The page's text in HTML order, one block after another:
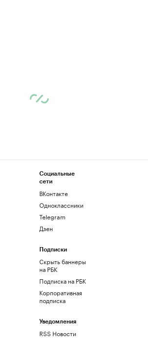
Социальные
сети
ВКонтакте
Одноклассники
Telegram
Дзен
Подписки
Скрыть баннеры
на РБК
Подписка на РБК
Корпоративная
подписка
Уведомления
RSS Новости